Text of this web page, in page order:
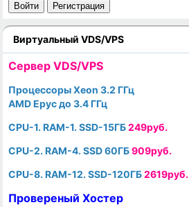
Войти Регистрация
Виртуальный VDS/VPS
Cервер VDS/VPS
Процессоры Xeon 3.2 ГГц
AMD Epyc до 3.4 ГГц
CPU-1. RAM-1. SSD-15ГБ249руб.
CPU-2. RAM-4. SSD 60ГБ909руб.
CPU-8. RAM-12. SSD-120ГБ2619руб.
Провереный Хостер